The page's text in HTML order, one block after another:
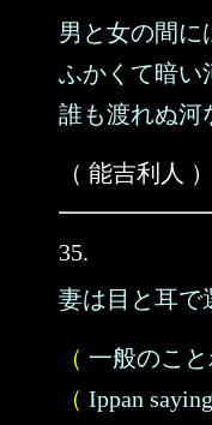
男と女の間に
ふかくて暗い
誰も渡れぬ河
（ 能吉利人 ）
35.
妻は目と耳で
（ 一般のこ
（ Ippan saying